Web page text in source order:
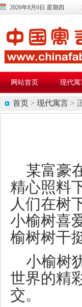
2026年8月6日 星期四
网站首页 现代寓
首页 > 现代寓言 >
某富豪
精心照料
人们在树
小榆树喜
榆树树干
小榆树
世界的精
交。